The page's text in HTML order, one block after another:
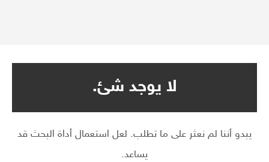
لا يوجد شئ.
يبدو أننا لم نعثر على ما تطلب. لعل استعمال أداة البحث قد
يساعد.